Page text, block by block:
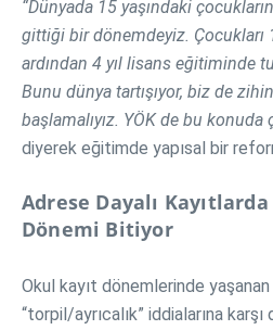
“Dünyada 15 yaşındaki
gittiği bir dönemdeyiz. Çocukları
ardından 4 yıl lisans eğitiminde
Bunu dünya tartışıyor, biz de
başlamalıyız. YÖK de bu konuda
diyerek eğitimde yapısal bir
Adrese Dayalı
Dönemi Bitiyor
Okul kayıt dönemlerinde
“torpil/ayrıcalık” iddialarına